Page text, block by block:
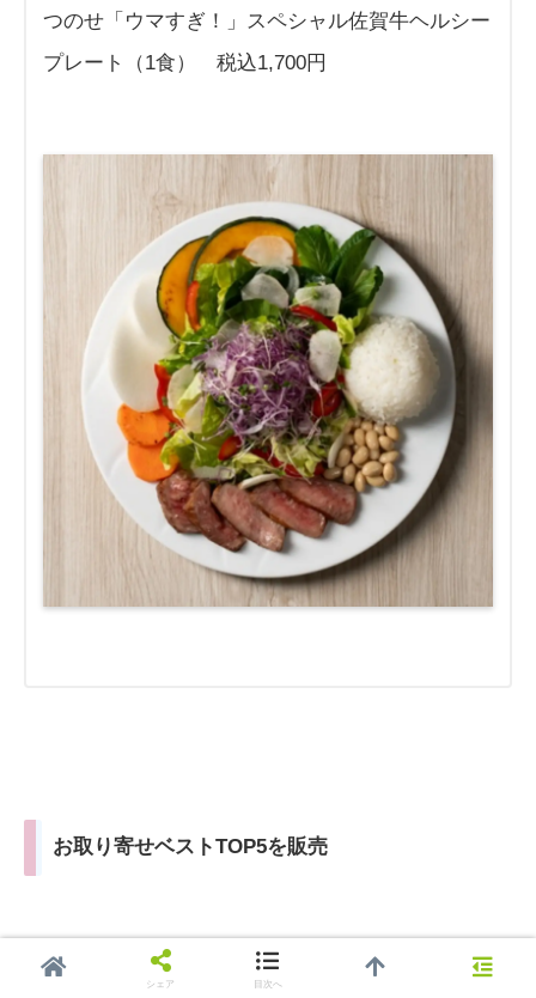
つのせ「ウマすぎ！」スペシャル佐賀牛ヘルシー
プレート（1食） 税込1,700円
お取り寄せベストTOP5を販売
番組で放送して人気が高かったお取り寄せ商品TOP5
シェア 目次へ